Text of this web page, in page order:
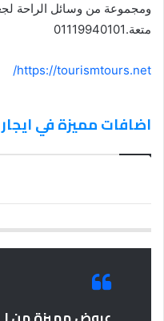
ومجموعة من وسائل الراحة
متعة.01119940101
https://tourismtours.net/
اضافات مميزة في ايجار